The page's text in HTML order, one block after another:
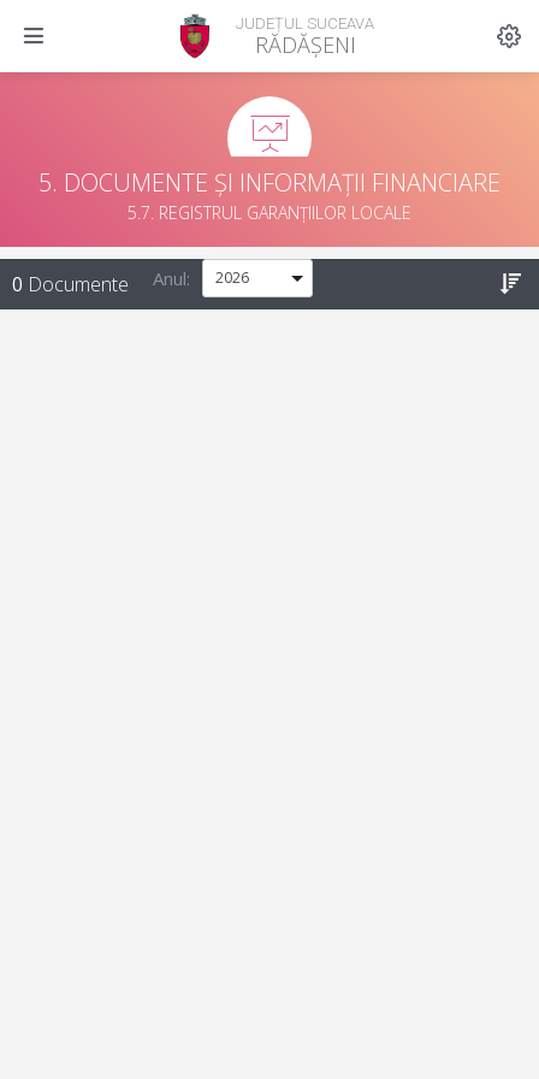
JUDEȚUL SUCEAVA
RĂDĂȘENI
5. DOCUMENTE ȘI INFORMAȚII FINANCIARE
5.7. REGISTRUL GARANȚIILOR LOCALE
0 Documente Anul: